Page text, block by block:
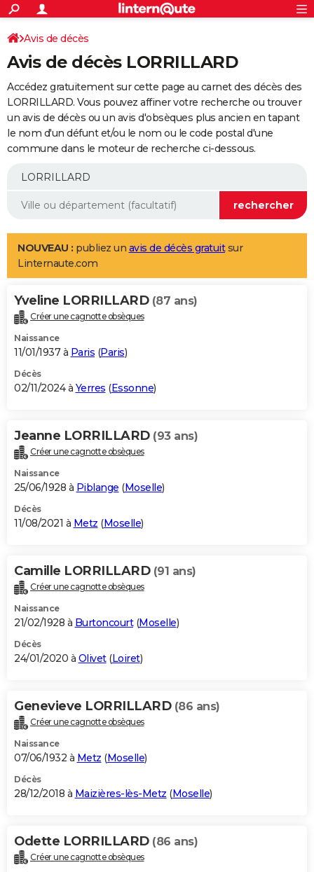
ACTUALITÉS
Politique
Société
Faits Divers
Education
Monde
Villes
+
SPORT
Coupe du monde 2026
Football
Tennis
Cyclisme
Rugby
Forum
Programme TV
TNTStreaming
Cinéma
Sorties cinéma
Musique
+
FINANCE
Impôts
Immobilier
Risques naturels par ville
Banque
Assurance
Crédit
AUTO
Essais
Réserver un essai
Citadines
Berlines
SUV
Forum auto
+
Mobiles
Meilleur smartphone
Internet
Ordinateurs
Jeux vidéo
Guide high-tech
Aménagement intérieur
LIFESTYLE
Art de vivre
Bien-être
Loisirs
Mode
Modes de vie
Alimentation
Guide de la santé
Maladies
Médicaments
Sommeil
VOYAGE
Destinations
City break
Voyage nature
Voyage de noces
Forum
Climat
+PHOTO
GUIDES D'ACHAT
BONS PLANS
Carte de Noël
Carte Bonne année
Carte Saint-Valentin
Carte Pâques
Carte d'anniversaire
DICTIONNAIRE
Dictionnaire
Biographies
Citations
Expressions
Proverbes
PROGRAMME TV
S'inscrire
Se connecter
Lycées
Collèges
Primaires
Universités
Entreprises
Service militaire
Avis de recherche
AVIS DE DÉCÈS
Bricolage
Lifestyle
Culture
Sport
Auto
Television
Voyage
Cinema
Avis de décès
Avis de décès LORRILLARD
Accédez gratuitement sur cette page au carnet des décès des
LORRILLARD. Vous pouvez affiner votre recherche ou trouver
un avis de décès ou un avis d'obsèques plus ancien en tapant
le nom d'un défunt et/ou le nom ou le code postal d'une
commune dans le moteur de recherche ci-dessous.
NOUVEAU : publiez un avis de décès gratuitsur
Linternaute.com
Yveline LORRILLARD (87 ans)
Créer une cagnotte obsèques
Naissance
11/01/1937 à Paris (Paris)
Décès
02/11/2024 à Yerres (Essonne)
Jeanne LORRILLARD (93 ans)
Créer une cagnotte obsèques
Naissance
25/06/1928 à Piblange (Moselle)
Décès
11/08/2021 à Metz (Moselle)
Camille LORRILLARD (91 ans)
Créer une cagnotte obsèques
Naissance
21/02/1928 à Burtoncourt(Moselle)
Décès
24/01/2020 à Olivet(Loiret)
Genevieve LORRILLARD (86 ans)
Créer une cagnotte obsèques
Naissance
07/06/1932 à Metz (Moselle)
Décès
28/12/2018 à Maizières-lès-Metz (Moselle)
Odette LORRILLARD (86 ans)
Créer une cagnotte obsèques